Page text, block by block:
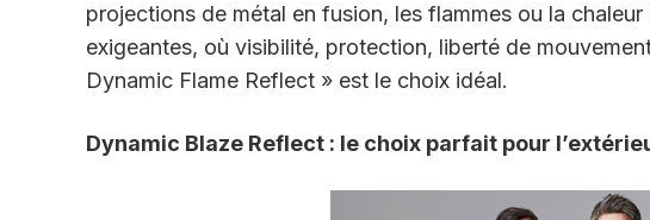
projections de métal en fusion, les flammes ou la chaleur
exigeantes, où visibilité, protection, liberté de
Dynamic Flame Reflect » est le choix idéal.
Dynamic Blaze Reflect : le choix parfait pour